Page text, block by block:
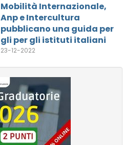
Mobilità Internazionale,
Anp e Intercultura
pubblicano una guida per
gli per gli istituti italiani
23-12-2022